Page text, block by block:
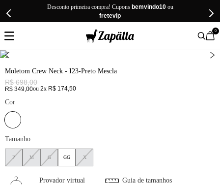
Desconto primeira compra! Cupons bemvindo10ou
fretevip
0
Moletom Crew Neck - I23-Preto Mescla
R$ 698,00
R$ 349,00ou 2x R$ 174,50
Cor
Tamanho
P M G GG X
Provador virtual Guia de tamanhos